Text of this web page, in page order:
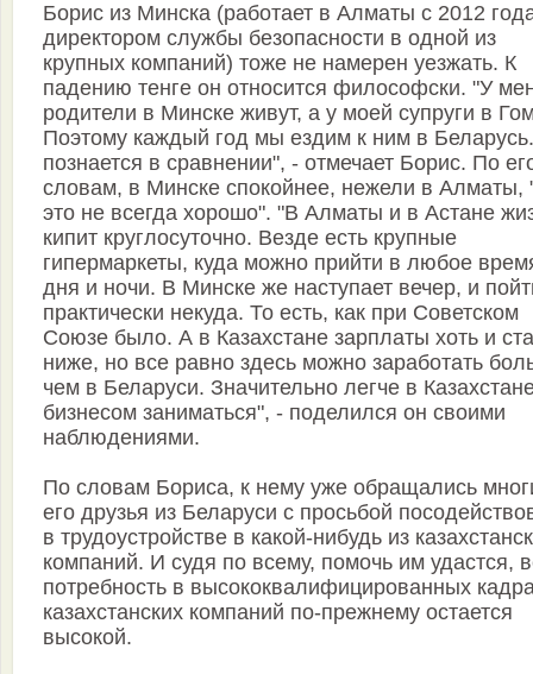
Борис из Минска (работает в Алматы с 2012
директором службы безопасности в одной из
крупных компаний) тоже не намерен уезжать. К
падению тенге он относится философски. "У
родители в Минске живут, а у моей супруги в
Поэтому каждый год мы ездим к ним в
познается в сравнении", - отмечает Борис. По
словам, в Минске спокойнее, нежели в Алматы,
это не всегда хорошо". "В Алматы и в Астане
кипит круглосуточно. Везде есть крупные
гипермаркеты, куда можно прийти в любое
дня и ночи. В Минске же наступает вечер, и
практически некуда. То есть, как при Советском
Союзе было. А в Казахстане зарплаты хоть и
ниже, но все равно здесь можно заработать
чем в Беларуси. Значительно легче в
бизнесом заниматься", - поделился он своими
наблюдениями.
По словам Бориса, к нему уже обращались
его друзья из Беларуси с просьбой
в трудоустройстве в какой-нибудь из
компаний. И судя по всему, помочь им удастся,
потребность в высококвалифицированных
казахстанских компаний по-прежнему остается
высокой.